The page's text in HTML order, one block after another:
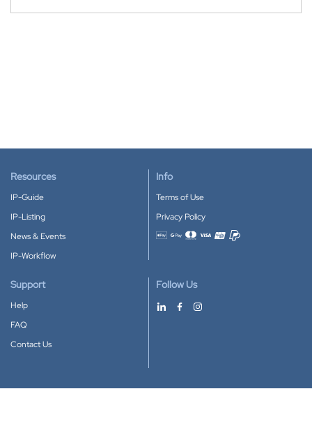
Resources
IP-Guide
IP-Listing
News & Events
IP-Workflow
Info
Terms of Use
Privacy Policy
Accepted payment methods
Support
Help
FAQ
Contact Us
Follow Us